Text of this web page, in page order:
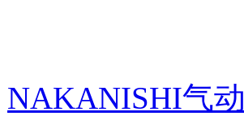
NAKANISHI气